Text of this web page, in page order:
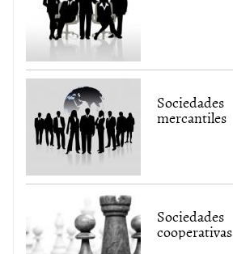
Sociedades
mercantiles
Sociedades
cooperativas